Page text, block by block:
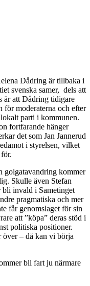
Dådring är tillbaka i
svenska samer, dels att
är att Dådring tidigare
för moderaterna och efter
parti i kommunen.
fortfarande hänger
det som Jan Jannerud
i styrelsen, vilket
golgatavandring kommer
Skulle även Stefan
bli invald i Sametinget
pragmatiska och mer
får genomslaget för sin
att ”köpa” deras stöd i
politiska positioner.
– då kan vi börja
bli fart ju närmare